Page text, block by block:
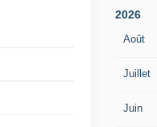
2026
Août
Juillet
Juin